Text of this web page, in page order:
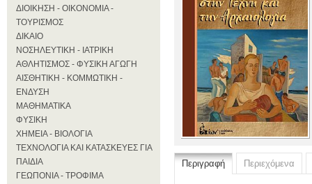
ΔΙΟΙΚΗΣΗ - ΟΙΚΟΝΟΜΙΑ -
ΤΟΥΡΙΣΜΟΣ
ΔΙΚΑΙΟ
ΝΟΣΗΛΕΥΤΙΚΗ - ΙΑΤΡΙΚΗ
ΑΘΛΗΤΙΣΜΟΣ - ΦΥΣΙΚΗ ΑΓΩΓΗ
ΑΙΣΘΗΤΙΚΗ - ΚΟΜΜΩΤΙΚΗ -
ΕΝΔΥΣΗ
ΜΑΘΗΜΑΤΙΚΑ
ΦΥΣΙΚΗ
ΧΗΜΕΙΑ - ΒΙΟΛΟΓΙΑ
ΤΕΧΝΟΛΟΓΙΑ ΚΑΙ ΚΑΤΑΣΚΕΥΕΣ ΓΙΑ
ΠΑΙΔΙΑ
ΓΕΩΠΟΝΙΑ - ΤΡΟΦΙΜΑ
Περιγραφή Περιεχόμενα